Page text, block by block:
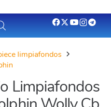
limpiafondos
Limpiafondos